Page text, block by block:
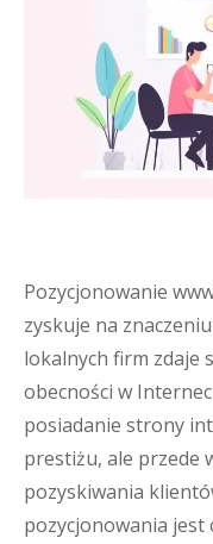
Pozycjonowanie
zyskuje na
lokalnych firm zdaje
obecności w
posiadanie strony
prestiżu, ale przede
pozyskiwania
pozycjonowania